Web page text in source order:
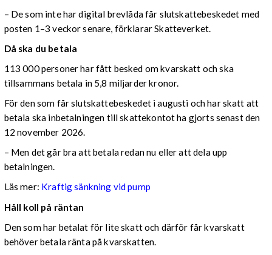
– De som inte har digital brevlåda får slutskattebeskedet med
posten 1–3 veckor senare, förklarar Skatteverket.
Då ska du betala
113 000 personer har fått besked om kvarskatt och ska
tillsammans betala in 5,8 miljarder kronor.
För den som får slutskattebeskedet i augusti och har skatt att
betala ska inbetalningen till skattekontot ha gjorts senast den
12 november 2026.
– Men det går bra att betala redan nu eller att dela upp
betalningen.
Läs mer: Kraftig sänkning vid pump
Håll koll på räntan
Den som har betalat för lite skatt och därför får kvarskatt
behöver betala ränta på kvarskatten.